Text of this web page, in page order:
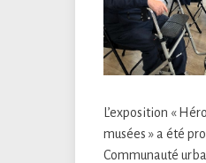
L’exposition «
musées » a été
Communauté